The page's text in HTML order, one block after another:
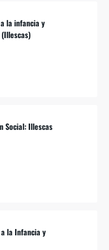
la infancia y
Social: Illescas
la Infancia y